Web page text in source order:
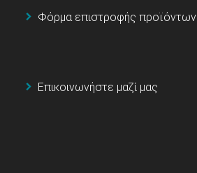
Φόρμα επιστροφής προϊόντων
Επικοινωνήστε μαζί μας